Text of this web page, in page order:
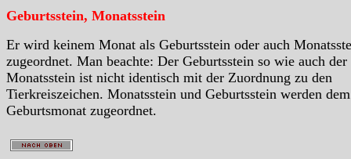
Geburtsstein, Monatsstein
Er wird keinem Monat als Geburtsstein oder auch
zugeordnet. Man beachte: Der Geburtsstein so wie auch der
Monatsstein ist nicht identisch mit der Zuordnung zu den
Tierkreiszeichen. Monatsstein und Geburtsstein werden dem
Geburtsmonat zugeordnet.